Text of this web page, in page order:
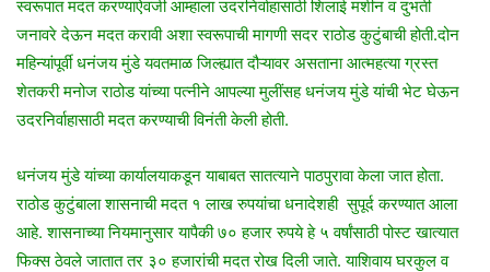
स्वरूपात मदत करण्याऐवजी आम्हाला उदरनिर्वाहासाठी शिलाई मशीन व दुभती
जनावरे देऊन मदत करावी अशा स्वरूपाची मागणी सदर राठोड कुटुंबाची होती.दोन
महिन्यांपूर्वी धनंजय मुंडे यवतमाळ जिल्ह्यात दौऱ्यावर असताना आत्महत्या ग्रस्त
शेतकरी मनोज राठोड यांच्या पत्नीने आपल्या मुलींसह धनंजय मुंडे यांची भेट घेऊन
उदरनिर्वाहासाठी मदत करण्याची विनंती केली होती.
धनंजय मुंडे यांच्या कार्यालयाकडून याबाबत सातत्याने पाठपुरावा केला जात होता.
राठोड कुटुंबाला शासनाची मदत १ लाख रुपयांचा धनादेशही सुपूर्द करण्यात आला
आहे. शासनाच्या नियमानुसार यापैकी ७० हजार रुपये हे ५ वर्षांसाठी पोस्ट खात्यात
फिक्स ठेवले जातात तर ३० हजारांची मदत रोख दिली जाते. याशिवाय घरकुल व